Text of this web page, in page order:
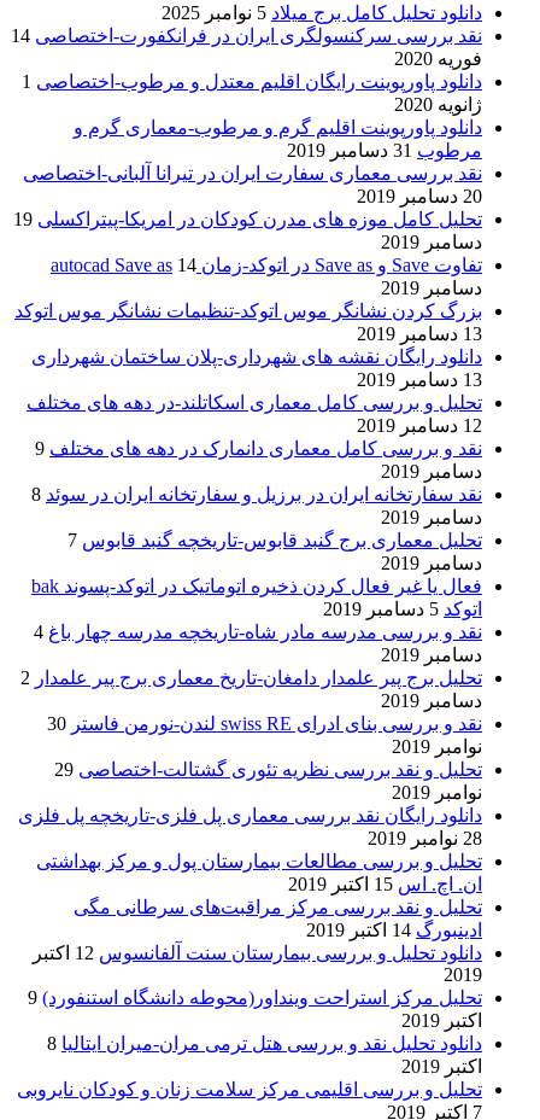
دانلود تحلیل کامل برج میلاد 5 نوامبر 2025
نقد بررسی سرکنسولگری ایران در فرانکفورت-اختصاصی 14
فوریه 2020
دانلود پاورپوینت رایگان اقلیم معتدل و مرطوب-اختصاصی 1
ژانویه 2020
دانلود پاورپوینت اقلیم گرم و مرطوب-معماری گرم و
مرطوب 31 دسامبر 2019
نقد بررسی معماری سفارت ایران در تیرانا آلبانی-اختصاصی
20 دسامبر 2019
تحلیل کامل موزه های مدرن کودکان در امریکا-پیتراکسلی 19
دسامبر 2019
تفاوت Save و Save as در اتوکد-زمان autocad Save as
14
دسامبر 2019
بزرگ کردن نشانگر موس اتوکد-تنظیمات نشانگر موس اتوکد
13 دسامبر 2019
دانلود رایگان نقشه های شهرداری-پلان ساختمان شهرداری
13 دسامبر 2019
تحلیل و بررسی کامل معماری اسکاتلند-در دهه های مختلف
12 دسامبر 2019
نقد و بررسی کامل معماری دانمارک در دهه های مختلف 9
دسامبر 2019
نقد سفارتخانه ایران در برزیل و سفارتخانه ایران در سوئد 8
دسامبر 2019
تحلیل معماری برج گنبد قابوس-تاریخچه گنبد قابوس 7
دسامبر 2019
فعال یا غیر فعال کردن ذخیره اتوماتیک در اتوکد-پسوند bak
اتوکد 5 دسامبر 2019
نقد و بررسی مدرسه مادر شاه-تاریخچه مدرسه چهار باغ 4
دسامبر 2019
تحلیل برج پیر علمدار دامغان-تاریخ معماری برج پیر علمدار 2
دسامبر 2019
نقد و بررسی بنای ادرای swiss RE لندن-نورمن فاستر
30
نوامبر 2019
تحلیل و نقد بررسی نظریه تئوری گشتالت-اختصاصی 29
نوامبر 2019
دانلود رایگان نقد بررسی معماری پل فلزی-تاریخچه پل فلزی
28 نوامبر 2019
تحلیل و بررسی مطالعات بیمارستان پول و مرکز بهداشتی
ان. اچ. اس 15 اکتبر 2019
تحلیل و نقد بررسی مرکز مراقبت‌های سرطانی مگی
ادینبورگ 14 اکتبر 2019
دانلود تحلیل و بررسی بیمارستان سنت آلفانسوس
12 اکتبر
2019
تحلیل مرکز استراحت وینداور(محوطه دانشگاه استنفورد) 9
اکتبر 2019
دانلود تحلیل نقد و بررسی هتل ترمی مران-میران ایتالیا 8
اکتبر 2019
تحلیل و بررسی اقلیمی مرکز سلامت زنان و کودکان نایروبی
7 اکتبر 2019